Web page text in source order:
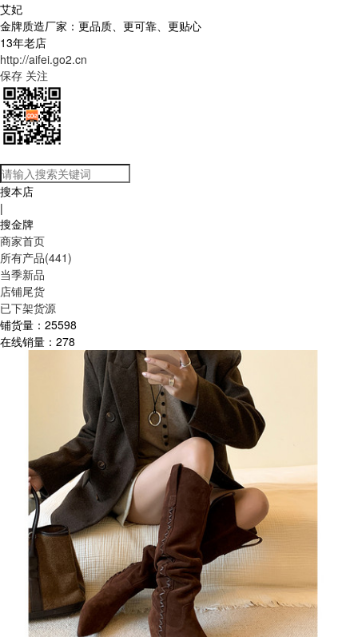
艾妃
金牌质造厂家：更品质、更可靠、更贴心
13年老店
http://aifei.go2.cn
保存 关注
搜本店
|
搜金牌
商家首页
所有产品(441)
当季新品
店铺尾货
已下架货源
铺货量： 25598
在线销量： 278